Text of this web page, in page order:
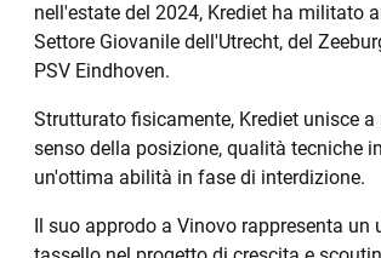
nell'estate del 2024, Krediet ha militato
Settore Giovanile dell'Utrecht, del
PSV Eindhoven.
Strutturato fisicamente, Krediet unisce
senso della posizione, qualità tecniche
un'ottima abilità in fase di interdizione.
Il suo approdo a Vinovo rappresenta un